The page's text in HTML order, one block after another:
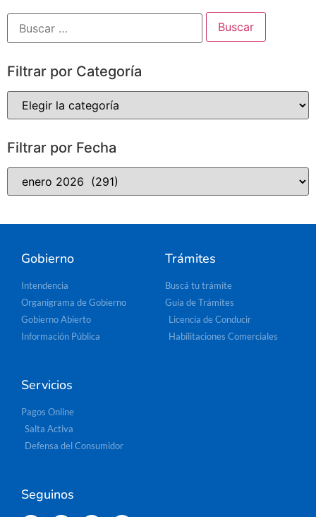
Filtrar por Categoría
Filtrar por Fecha
Gobierno
Intendencia
Organigrama de Gobierno
Gobierno Abierto
Información Pública
Trámites
Buscá tu trámite
Guía de Trámites
Licencia de Conducir
Habilitaciones Comerciales
Servicios
Pagos Online
Salta Activa
Defensa del Consumidor
Seguinos